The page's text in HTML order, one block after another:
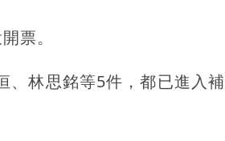
票。
、林思銘等5件，都已進入補